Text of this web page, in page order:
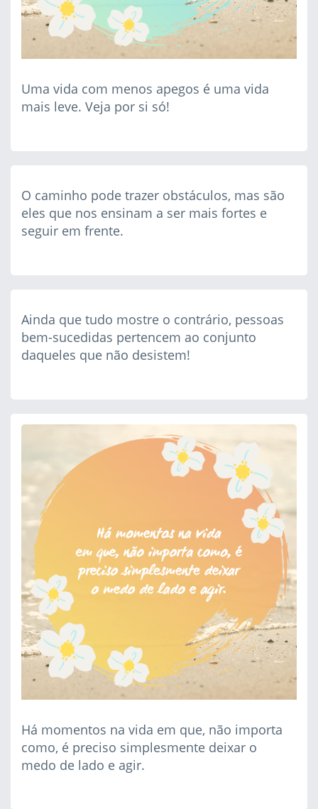
Uma vida com menos apegos é uma vida
mais leve. Veja por si só!
O caminho pode trazer obstáculos, mas são
eles que nos ensinam a ser mais fortes e
seguir em frente.
Ainda que tudo mostre o contrário, pessoas
bem-sucedidas pertencem ao conjunto
daqueles que não desistem!
Há momentos na vida em que, não importa
como, é preciso simplesmente deixar o
medo de lado e agir.